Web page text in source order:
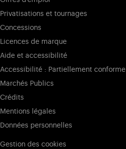
Privatisations et tournages
Concessions
Licences de marque
Aide et accessibilité
Accessibilité : Partiellement conforme
Marchés Publics
Crédits
Mentions légales
Données personnelles
Gestion des cookies